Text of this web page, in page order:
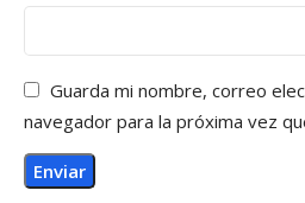
Guarda mi nombre, correo
navegador para la próxima vez